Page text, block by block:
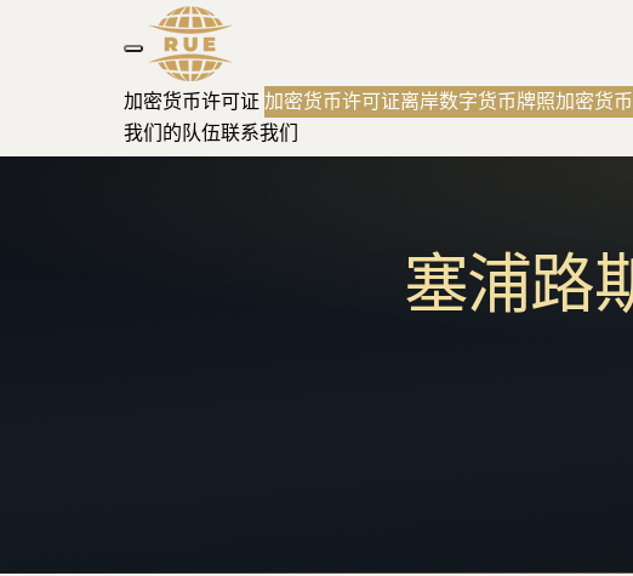
加密货币许可证加密货币许可证离岸数字货币牌照加密货
我们的队伍联系我们
塞浦路